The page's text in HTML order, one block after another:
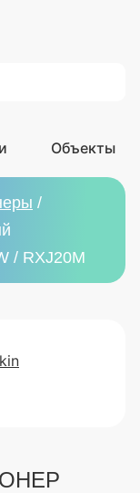
Объекты
/
/ RXJ20M